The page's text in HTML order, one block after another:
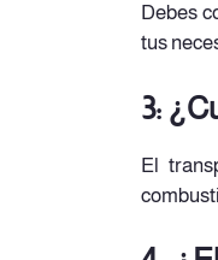
Debes
tus
3:
El